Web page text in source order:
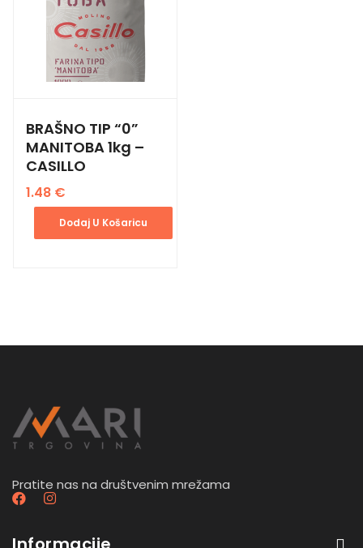
BRAŠNO TIP “0”
MANITOBA 1kg –
CASILLO
1.48 €
Dodaj U Košaricu
Pratite nas na društvenim mrežama